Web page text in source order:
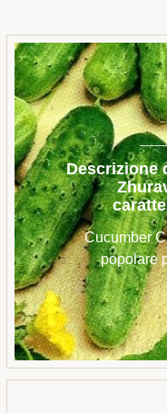
Descrizione
Cucumber
popolare